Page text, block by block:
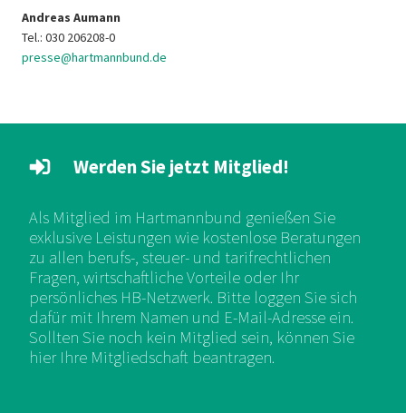
Andreas Aumann
Tel.: 030 206208-0
presse@hartmannbund.de
Werden Sie jetzt Mitglied!
Als Mitglied im Hartmannbund genießen Sie
exklusive Leistungen wie kostenlose Beratungen
zu allen berufs-, steuer- und tarifrechtlichen
Fragen, wirtschaftliche Vorteile oder Ihr
persönliches HB-Netzwerk. Bitte loggen Sie sich
dafür mit Ihrem Namen und E-Mail-Adresse ein.
Sollten Sie noch kein Mitglied sein, können Sie
hier Ihre Mitgliedschaft beantragen.